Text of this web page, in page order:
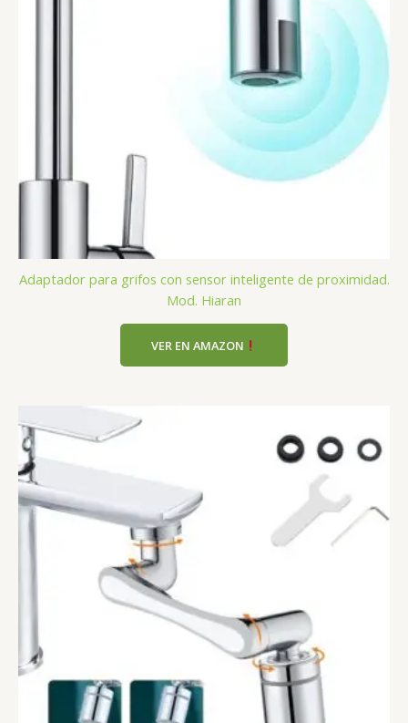
Adaptador para grifos con sensor inteligente de proximidad.
Mod. Hiaran
VER EN AMAZON